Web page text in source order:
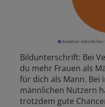
Bildunterschrift: Bei
du mehr Frauen als
für dich als Mann. Bei
männlichen Nutzern
trotzdem gute